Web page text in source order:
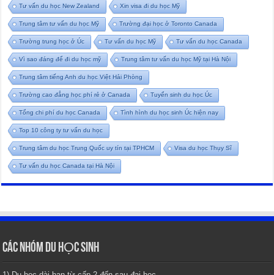
Tư vấn du học New Zealand Xin visa đi du học Mỹ
Trung tâm tư vấn du học Mỹ Trường đại học ở Toronto Canada
Trường trung học ở Úc Tư vấn du học Mỹ Tư vấn du học Canada
Vì sao đáng để đi du học mỹ Trung tâm tư vấn du học Mỹ tại Hà Nội
Trung tâm tiếng Anh du học Việt Hải Phòng
Trường cao đẳng học phí rẻ ở Canada Tuyển sinh du học Úc
Tổng chi phí du học Canada Tình hình du học sinh Úc hiện nay
Top 10 công ty tư vấn du học
Trung tâm du học Trung Quốc uy tín tại TPHCM Visa du học Thụy Sĩ
Tư vấn du học Canada tại Hà Nội
CÁC NHÓM DU HỌC SINH